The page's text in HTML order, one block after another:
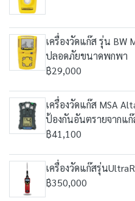
เครื่องวัดแก๊ส รุ่น BW
ปลอดภัยขนาดพกพา
฿29,000
เครื่องวัดแก๊ส MSA
ป้องกันอันตรายจากแก๊
฿41,100
เครื่องวัดแก๊สรุ่น
฿350,000